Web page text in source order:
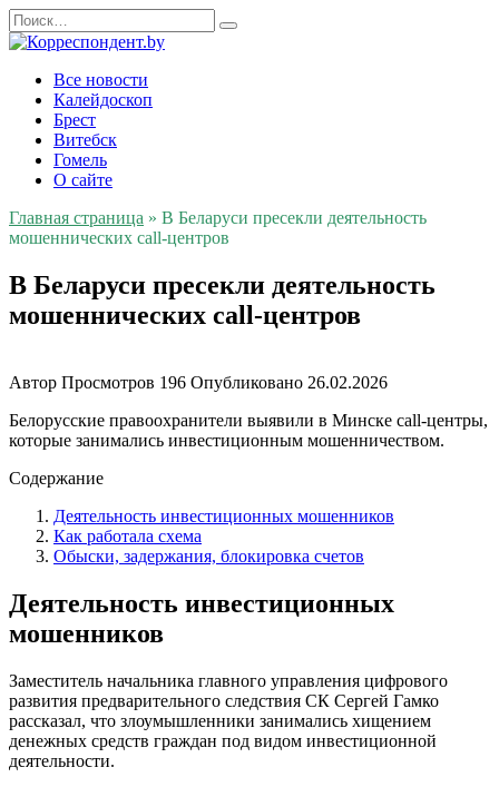
Перейти
к
содержанию
Search
for:
Все новости
Калейдоскоп
Брест
Витебск
Гомель
О сайте
Главная страница » В Беларуси пресекли деятельность
мошеннических call-центров
В Беларуси пресекли деятельность
мошеннических call-центров
Автор Просмотров 196 Опубликовано 26.02.2026
Белорусские правоохранители выявили в Минске call-центры,
которые занимались инвестиционным мошенничеством.
Содержание
Деятельность инвестиционных мошенников
Как работала схема
Обыски, задержания, блокировка счетов
Деятельность инвестиционных
мошенников
Заместитель начальника главного управления цифрового
развития предварительного следствия СК Сергей Гамко
рассказал, что злоумышленники занимались хищением
денежных средств граждан под видом инвестиционной
деятельности.